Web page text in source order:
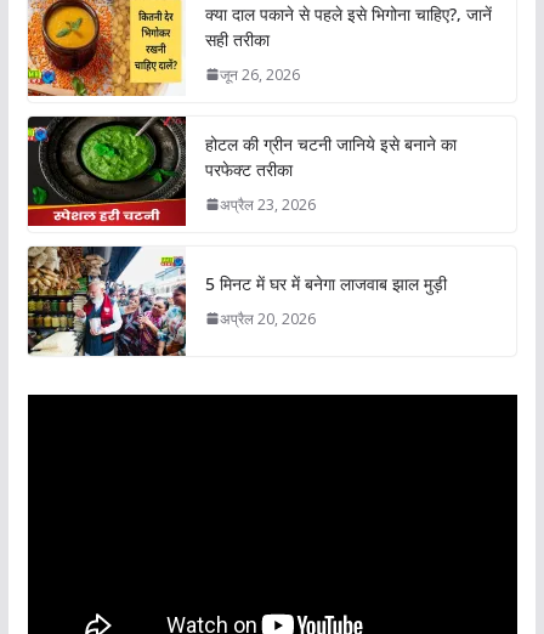
क्या दाल पकाने से पहले इसे भिगोना चाहिए?, जानें
सही तरीका
जून 26, 2026
होटल की ग्रीन चटनी जानिये इसे बनाने का
परफेक्ट तरीका
अप्रैल 23, 2026
5 मिनट में घर में बनेगा लाजवाब झाल मुड़ी
अप्रैल 20, 2026